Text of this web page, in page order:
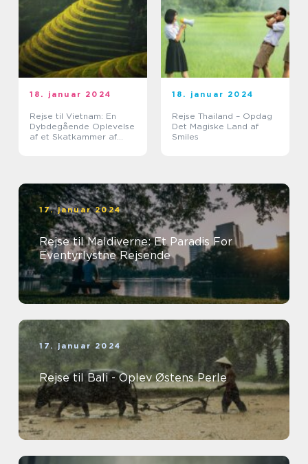
18. januar 2024
Rejse til Vietnam: En
Dybdegående Oplevelse
af et Skatkammer af
18. januar 2024
Rejse Thailand – Opdag
Det Magiske Land af
Smiles
17. januar 2024
Rejse til Maldiverne: Et Paradis For
Eventyrlystne Rejsende
17. januar 2024
Rejse til Bali - Oplev Østens Perle